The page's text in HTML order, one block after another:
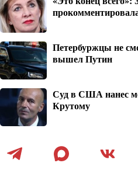
Петербуржцы не
вышел Путин
Суд в США нанес
Крутому